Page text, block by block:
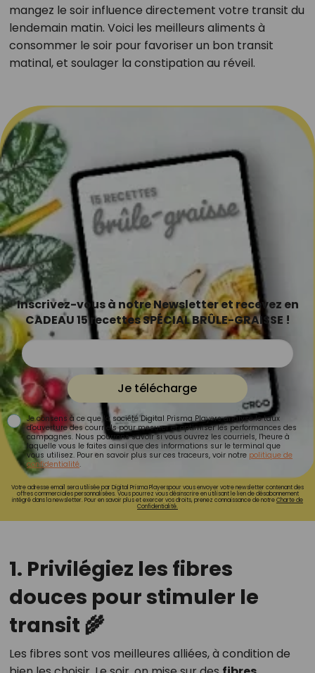
mangez le soir influence directement votre transit du
lendemain matin. Voici les meilleurs aliments à
consommer le soir pour favoriser un bon transit
matinal, et soulager la constipation au réveil.
Inscrivez-vous à notre Newsletter et recevez en
CADEAU 15 recettes SPÉCIAL BRÛLE-GRAISSE !
Je télécharge
Je consens à ce que la société Digital Prisma Players analyse le taux
d'ouverture des courriels pour mesurer et optimiser les performances des
campagnes. Nous pourrons savoir si vous ouvrez les courriels, l'heure à
laquelle vous le faites ainsi que des informations sur le terminal que
vous utilisez. Pour en savoir plus sur ces traceurs, voir notre politique de
confidentialité.
Votre adresse email sera utilisée par Digital Prisma Playerspour vous envoyer votre newsletter contenant des
offres commerciales personnalisées. Vous pourrez vous désinscrire en utilisant le lien de désabonnement
intégré dans la newsletter. Pour en savoir plus et exercer vos droits, prenez connaissance de notreCharte de
Confidentialité.
1. Privilégiez les fibres
douces pour stimuler le
transit 🌾
Les fibres sont vos meilleures alliées, à condition de